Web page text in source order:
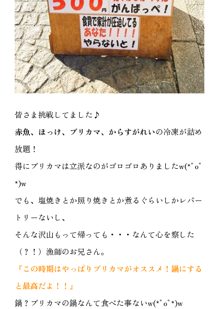
皆さま挑戦してました♪
赤魚、ほっけ、ブリカマ、からすがれいの冷凍が詰め
放題！
得にブリカマは立派なのがゴロゴロありましたw(*ﾟoﾟ
*)w
でも、塩焼きとか照り焼きとか煮るぐらいしかレパー
トリーないし、
そんな沢山もって帰っても・・・なんて心を察した
（？！）漁師のお兄さん。
『この時期はやっぱりブリカマがオススメ！鍋にする
と最高だよ！！』
鍋？ブリカマの鍋なんて食べた事ないw(*ﾟoﾟ*)w